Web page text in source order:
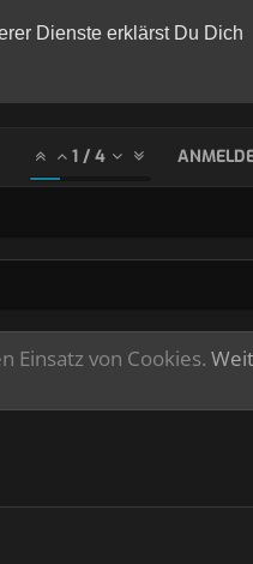
Dienste erklärst Du Dich
1 / 4
Einsatz von Cookies.